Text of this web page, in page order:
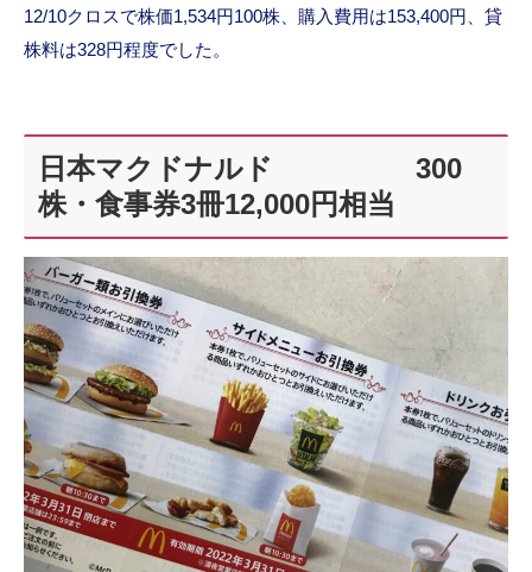
12/10クロスで株価1,534円100株、購入費用は153,400円、貸
株料は328円程度でした。
日本マクドナルド 300
株・食事券3冊12,000円相当